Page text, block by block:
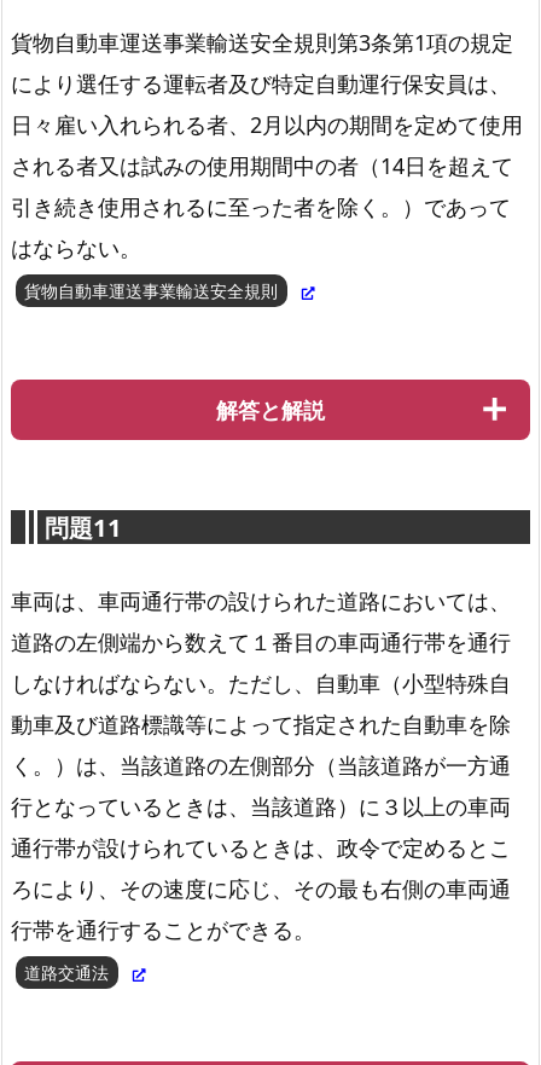
自動車運転者の労働時間等の改善のための基準第4条2項
貨物自動車運送事業輸送安全規則第3条第1項の規定
により選任する運転者及び特定自動運行保安員は、
日々雇い入れられる者、2月以内の期間を定めて使用
される者又は試みの使用期間中の者（14日を超えて
引き続き使用されるに至った者を除く。）であって
はならない。
貨物自動車運送事業輸送安全規則
解答と解説
貨物自動車運送事業輸送安全規則第３条第２項
問題11
車両は、車両通行帯の設けられた道路においては、
道路の左側端から数えて１番目の車両通行帯を通行
しなければならない。ただし、自動車（小型特殊自
動車及び道路標識等によって指定された自動車を除
く。）は、当該道路の左側部分（当該道路が一方通
行となっているときは、当該道路）に３以上の車両
通行帯が設けられているときは、政令で定めるとこ
ろにより、その速度に応じ、その最も右側の車両通
行帯を通行することができる。
道路交通法